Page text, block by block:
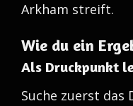
Arkham streift.
Wie du ein
Als Druckpunkt
Suche zuerst das